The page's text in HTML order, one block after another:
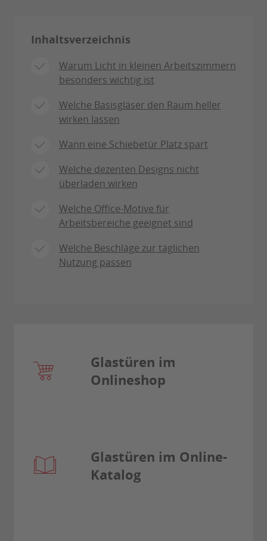
Inhaltsverzeichnis
Warum Licht in kleinen Arbeitszimmern
besonders wichtig ist
Welche Basisgläser den Raum heller
wirken lassen
Wann eine Schiebetür Platz spart
Welche dezenten Designs nicht
überladen wirken
Welche Office-Motive für
Arbeitsbereiche geeignet sind
Welche Beschläge zur täglichen
Nutzung passen
Glastüren im
Onlineshop
Glastüren im Online-
Katalog